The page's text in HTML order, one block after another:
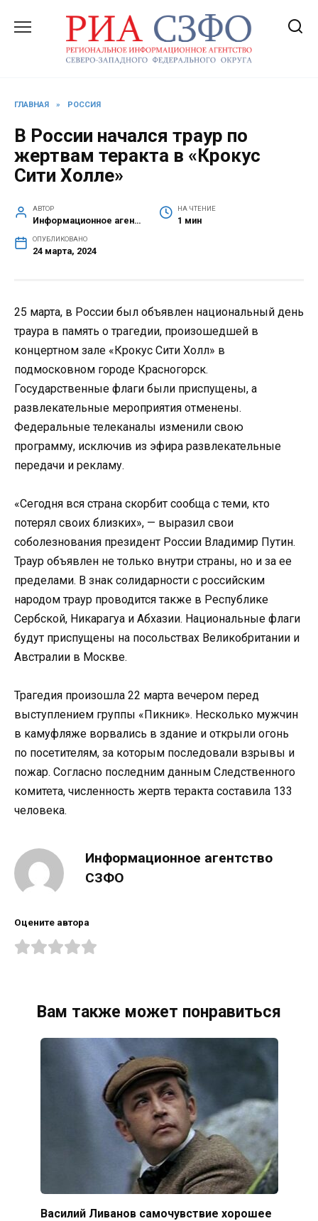
содержанию
ГЛАВНАЯ » РОССИЯ
В России начался траур по
жертвам теракта в «Крокус
Сити Холле»
АВТОР
Информационное агентство СЗФО
НА ЧТЕНИЕ
1 мин
ОПУБЛИКОВАНО
24 марта, 2024
25 марта, в России был объявлен национальный день
траура в память о трагедии, произошедшей в
концертном зале «Крокус Сити Холл» в
подмосковном городе Красногорск.
Государственные флаги были приспущены, а
развлекательные мероприятия отменены.
Федеральные телеканалы изменили свою
программу, исключив из эфира развлекательные
передачи и рекламу.
«Сегодня вся страна скорбит сообща с теми, кто
потерял своих близких», — выразил свои
соболезнования президент России Владимир Путин.
Траур объявлен не только внутри страны, но и за ее
пределами. В знак солидарности с российским
народом траур проводится также в Республике
Сербской, Никарагуа и Абхазии. Национальные флаги
будут приспущены на посольствах Великобритании и
Австралии в Москве.
Трагедия произошла 22 марта вечером перед
выступлением группы «Пикник». Несколько мужчин
в камуфляже ворвались в здание и открыли огонь
по посетителям, за которым последовали взрывы и
пожар. Согласно последним данным Следственного
комитета, численность жертв теракта составила 133
человека.
Информационное агентство
СЗФО
Оцените автора
Вам также может понравиться
Василий Ливанов самочувствие хорошее